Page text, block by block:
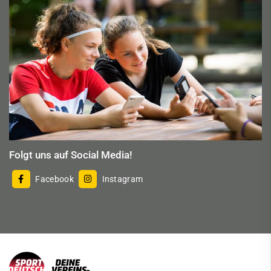
Folgt uns auf Social Media!
Facebook Instagram